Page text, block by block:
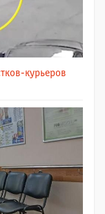
курьеров